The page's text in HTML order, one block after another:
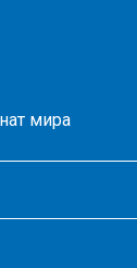
мира